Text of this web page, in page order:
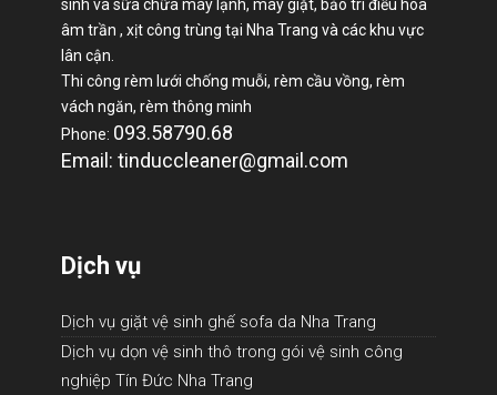
sinh và sữa chữa máy lạnh, máy giặt, bảo trì điều hòa
âm trần , xịt công trùng tại Nha Trang và các khu vực
lân cận.
Thi công rèm lưới chống muỗi, rèm cầu vồng, rèm
vách ngăn, rèm thông minh
Phone: 093.58790.68
Email: tinduccleaner@gmail.com
Dịch vụ
Dịch vụ giặt vệ sinh ghế sofa da Nha Trang
Dịch vụ dọn vệ sinh thô trong gói vệ sinh công
nghiệp Tín Đức Nha Trang